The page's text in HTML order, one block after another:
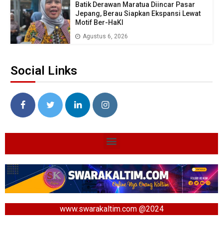
Batik Derawan Maratua Diincar Pasar
Jepang, Berau Siapkan Ekspansi Lewat
Motif Ber-HaKI
Agustus 6, 2026
Social Links
www.swarakaltim.com @2024